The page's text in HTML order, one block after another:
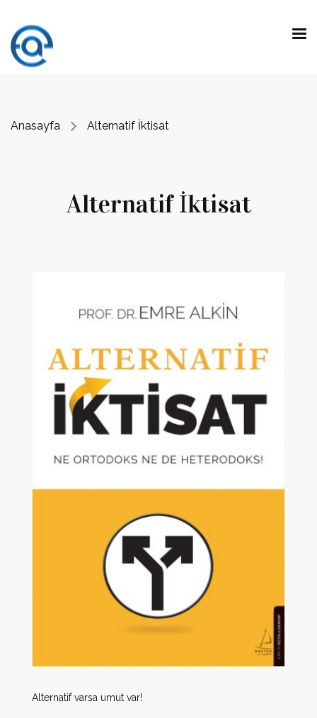
Anasayfa Alternatif İktisat
Alternatif İktisat
Alternatif varsa umut var!